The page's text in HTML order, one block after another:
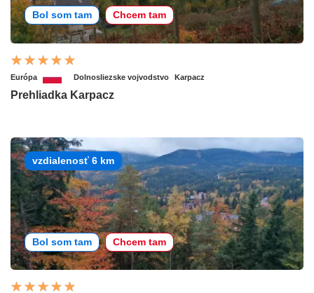
Bol som tam Chcem tam
Európa Dolnosliezske vojvodstvo Karpacz
Prehliadka Karpacz
vzdialenosť 6 km
Bol som tam Chcem tam